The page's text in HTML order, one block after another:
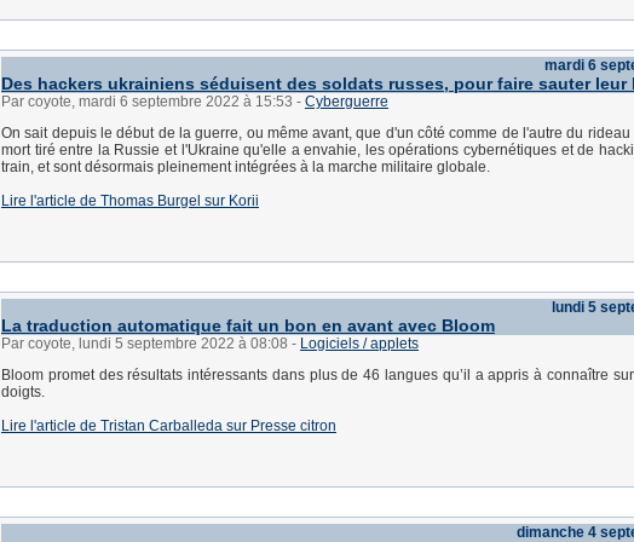
mardi 6
Des hackers ukrainiens séduisent des soldats russes, pour faire sauter leur
Par coyote, mardi 6 septembre 2022 à 15:53 - Cyberguerre
On sait depuis le début de la guerre, ou même avant, que d'un côté comme de l'autre du
mort tiré entre la Russie et l'Ukraine qu'elle a envahie, les opérations cybernétiques et de
train, et sont désormais pleinement intégrées à la marche militaire globale.
Lire l'article de Thomas Burgel sur Korii
lundi 5
La traduction automatique fait un bon en avant avec Bloom
Par coyote, lundi 5 septembre 2022 à 08:08 - Logiciels / applets
Bloom promet des résultats intéressants dans plus de 46 langues qu’il a appris à connaître
doigts.
Lire l'article de Tristan Carballeda sur Presse citron
dimanche 4